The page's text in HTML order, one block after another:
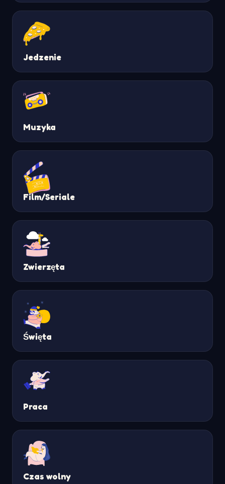
Jedzenie
Muzyka
Film/Seriale
Zwierzęta
Święta
Praca
Czas wolny